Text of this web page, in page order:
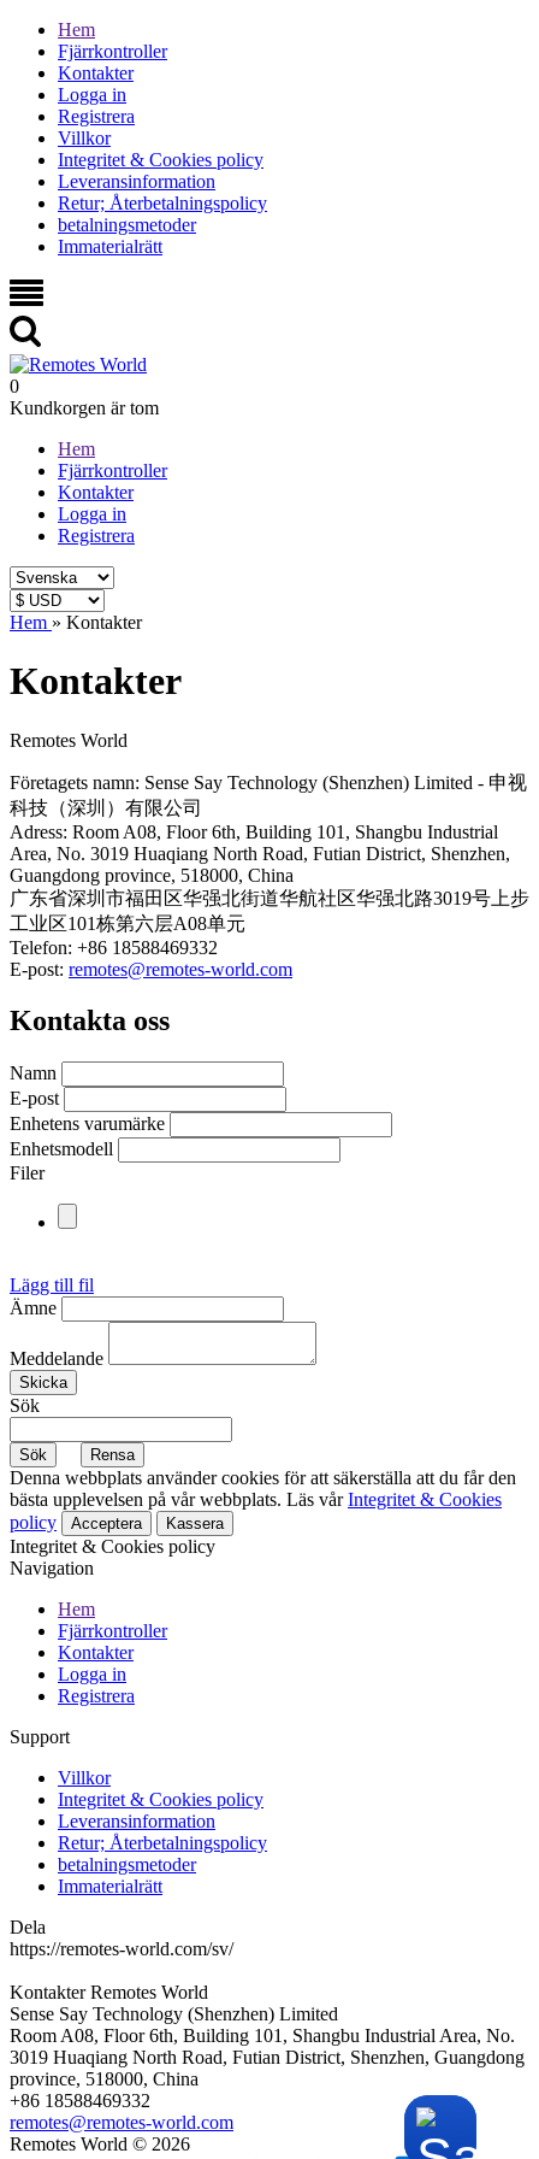
Hem
Fjärrkontroller
Kontakter
Logga in
Registrera
Villkor
Integritet & Cookies policy
Leveransinformation
Retur; Återbetalningspolicy
betalningsmetoder
Immaterialrätt
0
Kundkorgen är tom
Hem
Fjärrkontroller
Kontakter
Logga in
Registrera
Hem » Kontakter
Kontakter
Remotes World
Företagets namn: Sense Say Technology (Shenzhen) Limited - 申视
科技（深圳）有限公司
Adress: Room A08, Floor 6th, Building 101, Shangbu Industrial
Area, No. 3019 Huaqiang North Road, Futian District, Shenzhen,
Guangdong province, 518000, China
广东省深圳市福田区华强北街道华航社区华强北路3019号上步
工业区101栋第六层A08单元
Telefon: +86 18588469332
E-post: remotes@remotes-world.com
Kontakta oss
Namn
E-post
Enhetens varumärke
Enhetsmodell
Filer
Lägg till fil
Ämne
Meddelande
Sök
Denna webbplats använder cookies för att säkerställa att du får den
bästa upplevelsen på vår webbplats. Läs vårIntegritet & Cookies
policy
Acceptera Kassera
Integritet & Cookies policy
Navigation
Hem
Fjärrkontroller
Kontakter
Logga in
Registrera
Support
Villkor
Integritet & Cookies policy
Leveransinformation
Retur; Återbetalningspolicy
betalningsmetoder
Immaterialrätt
Dela
https://remotes-world.com/sv/
Kontakter Remotes World
Sense Say Technology (Shenzhen) Limited
Room A08, Floor 6th, Building 101, Shangbu Industrial Area, No.
3019 Huaqiang North Road, Futian District, Shenzhen, Guangdong
province, 518000, China
+86 18588469332
remotes@remotes-world.com
Remotes World © 2026